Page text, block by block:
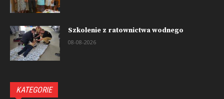
Szkolenie z ratownictwa wodnego
08-08-2026
KATEGORIE